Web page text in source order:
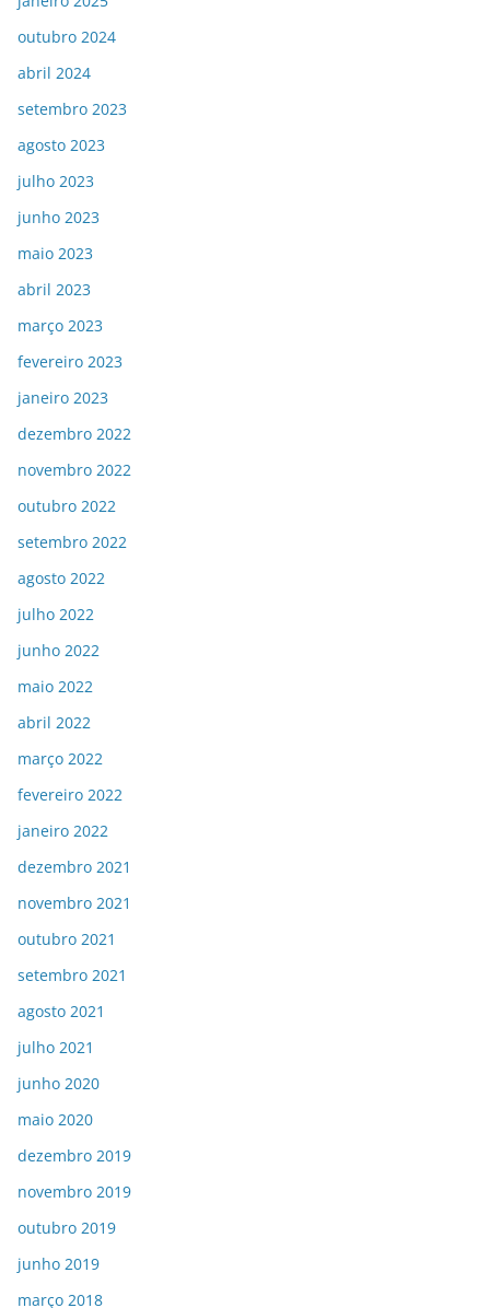
outubro 2024
abril 2024
setembro 2023
agosto 2023
julho 2023
junho 2023
maio 2023
abril 2023
março 2023
fevereiro 2023
janeiro 2023
dezembro 2022
novembro 2022
outubro 2022
setembro 2022
agosto 2022
julho 2022
junho 2022
maio 2022
abril 2022
março 2022
fevereiro 2022
janeiro 2022
dezembro 2021
novembro 2021
outubro 2021
setembro 2021
agosto 2021
julho 2021
junho 2020
maio 2020
dezembro 2019
novembro 2019
outubro 2019
junho 2019
março 2018